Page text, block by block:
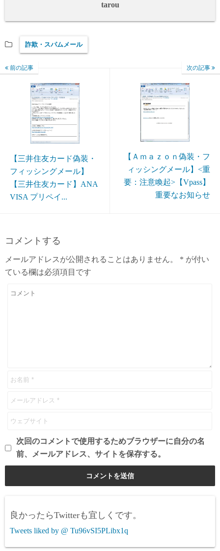
tarou
詐欺・スパムメール
前の記事
【三井住友カード偽装・
フィッシングメール】
【三井住友カード】ANA
VISA プリペイ...
次の記事
【Ａｍａｚｏｎ偽装・フ
ィッシングメール】<重
要：注意喚起>【Vpass】
重要なお知らせ
コメントする
メールアドレスが公開されることはありません。 * が付い
ている欄は必須項目です
次回のコメントで使用するためブラウザーに自分の名
前、メールアドレス、サイトを保存する。
良かったらTwitterも宜しくです。
Tweets liked by @ Tu96vSI5PLibx1q